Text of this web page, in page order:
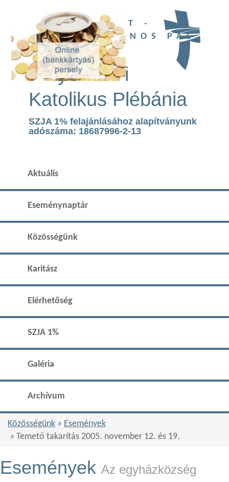
UBI DEUS EST -
SZENT II. JÁNOS PÁL
TEMPLOM
Páty Római
Katolikus Plébánia
SZJA 1% felajánlásához alapítványunk
adószáma: 18687996-2-13
Aktuális
Eseménynaptár
Közösségünk
Karitász
Elérhetőség
SZJA 1%
Galéria
Archívum
Közösségünk » Események
» Temető takarítás 2005. november 12. és 19.
Események Az egyházközség